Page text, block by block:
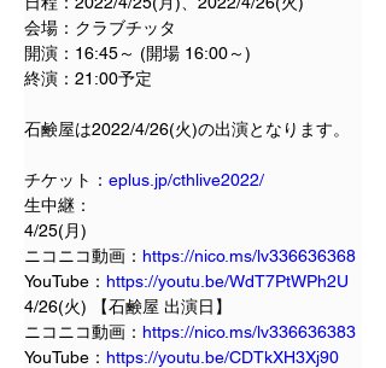
会場：クラブチッタ
開演：16:45～ (開場 16:00～)
終演：21:00予定
石鹸屋は2022/4/26(火)の出演となります。
チケット： eplus.jp/cthlive2022/
生中継：
4/25(月)
ニコニコ動画： https://nico.ms/lv336636368
YouTube： https://youtu.be/WdT7PtWPh2U
4/26(火) 【石鹸屋 出演日】
ニコニコ動画： https://nico.ms/lv336636383
YouTube： https://youtu.be/CDTkXH3Xj90